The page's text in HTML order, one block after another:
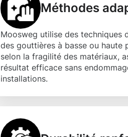
Méthodes
Moosweg utilise des techniques
des gouttières à basse ou haute
selon la fragilité des matériaux,
résultat efficace sans
installations.